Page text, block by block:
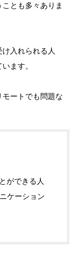
とも多々ありま
入れられる人
ます。
ートでも問題な
ができる人
ケーション